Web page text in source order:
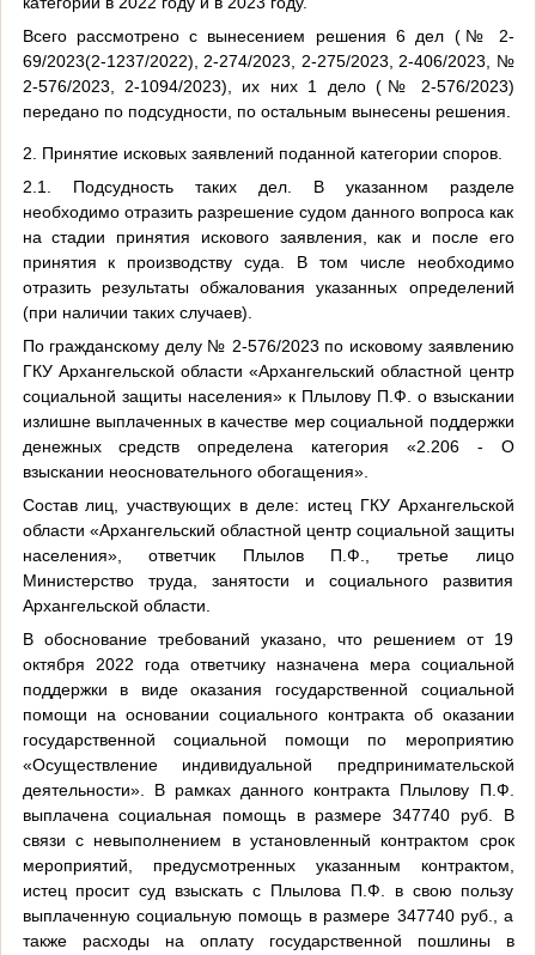
Всего рассмотрено с вынесением решения 6 дел (№ 2-
69/2023(2-1237/2022), 2-274/2023, 2-275/2023, 2-406/2023, №
2-576/2023, 2-1094/2023), их них 1 дело (№ 2-576/2023)
передано по подсудности, по остальным вынесены решения.
2. Принятие исковых заявлений поданной категории споров.
2.1. Подсудность таких дел. В указанном разделе
необходимо отразить разрешение судом данного вопроса как
на стадии принятия искового заявления, как и после его
принятия к производству суда. В том числе необходимо
отразить результаты обжалования указанных определений
(при наличии таких случаев).
По гражданскому делу № 2-576/2023 по исковому заявлению
ГКУ Архангельской области «Архангельский областной центр
социальной защиты населения» к Плылову П.Ф. о взыскании
излишне выплаченных в качестве мер социальной поддержки
денежных средств определена категория «2.206 - О
взыскании неосновательного обогащения».
Состав лиц, участвующих в деле: истец ГКУ Архангельской
области «Архангельский областной центр социальной защиты
населения», ответчик Плылов П.Ф., третье лицо
Министерство труда, занятости и социального развития
Архангельской области.
В обоснование требований указано, что решением от 19
октября 2022 года ответчику назначена мера социальной
поддержки в виде оказания государственной социальной
помощи на основании социального контракта об оказании
государственной социальной помощи по мероприятию
«Осуществление индивидуальной предпринимательской
деятельности». В рамках данного контракта Плылову П.Ф.
выплачена социальная помощь в размере 347740 руб. В
связи с невыполнением в установленный контрактом срок
мероприятий, предусмотренных указанным контрактом,
истец просит суд взыскать с Плылова П.Ф. в свою пользу
выплаченную социальную помощь в размере 347740 руб., а
также расходы на оплату государственной пошлины в